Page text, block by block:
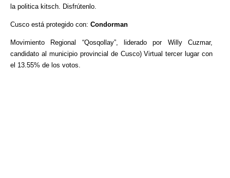
la politica kitsch. Disfrútenlo.
Cusco está protegido con: Condorman
Movimiento Regional “Qosqollay”, liderado por Willy Cuzmar,
candidato al municipio provincial de Cusco) Virtual tercer lugar con
el 13.55% de los votos.